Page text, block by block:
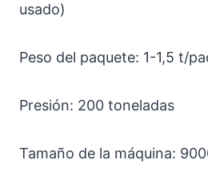
usado)
Peso del paquete: 1-1,5 t/
Presión: 200 toneladas
Tamaño de la máquina: